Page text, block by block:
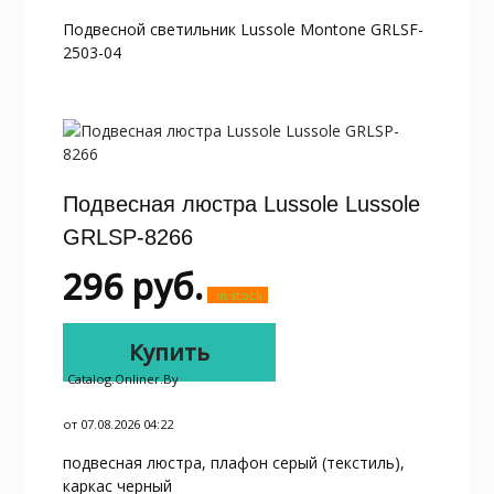
Подвесной светильник Lussole Montone GRLSF-
2503-04
Подвесная люстра Lussole Lussole
GRLSP-8266
296 руб. in stock
Купить
Catalog.onliner.by
от 07.08.2026 04:22
подвесная люстра, плафон серый (текстиль),
каркас черный